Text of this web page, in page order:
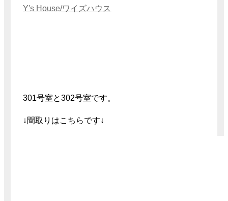
Y's House/ワイズハウス
301号室と302号室です。
↓間取りはこちらです↓